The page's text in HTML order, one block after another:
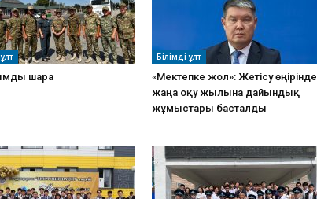
шара
Білімді ұлт
«Мектепке жол»: Жетісу өңірінде
жаңа оқу жылына дайындық
жұмыстары басталды